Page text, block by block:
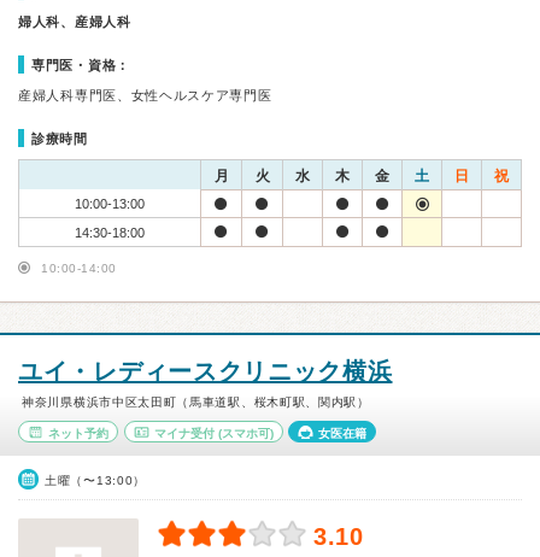
婦人科、産婦人科
専門医・資格：
産婦人科専門医、女性ヘルスケア専門医
診療時間
月 火 水 木 金 土 日 祝
10:00-13:00
14:30-18:00
10:00-14:00
ユイ・レディースクリニック横浜
神奈川県横浜市中区太田町（馬車道駅、桜木町駅、関内駅）
ネット予約 マイナ受付(スマホ可) 女医在籍
土曜（〜13:00）
3.10